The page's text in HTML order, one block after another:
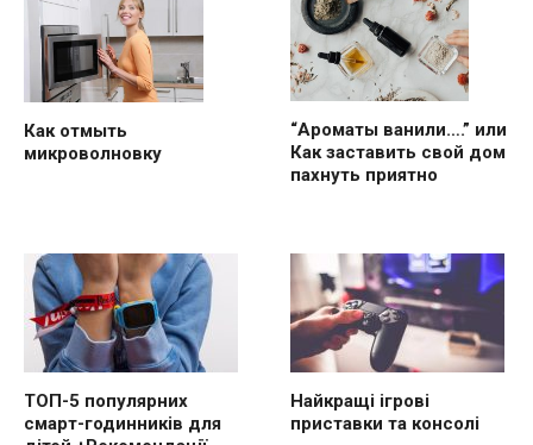
Как отмыть
микроволновку
“Ароматы ванили….” или
Как заставить свой дом
пахнуть приятно
ТОП-5 популярних
смарт-годинників для
Найкращі ігрові
приставки та консолі